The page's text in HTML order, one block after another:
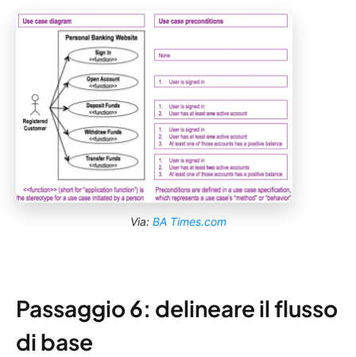
Via: BA Times.com
Passaggio 6: delineare il flusso
di base